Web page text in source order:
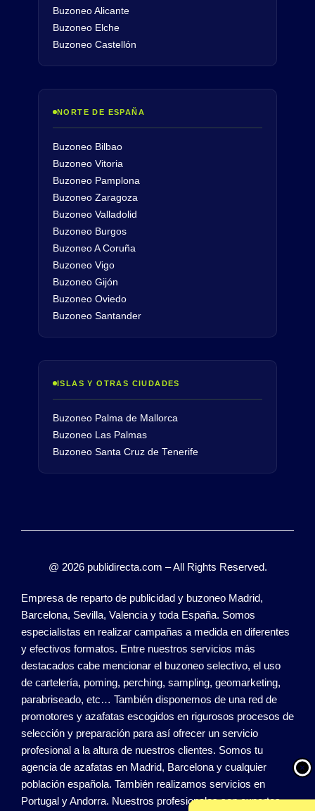
Buzoneo Alicante
Buzoneo Elche
Buzoneo Castellón
NORTE DE ESPAÑA
Buzoneo Bilbao
Buzoneo Vitoria
Buzoneo Pamplona
Buzoneo Zaragoza
Buzoneo Valladolid
Buzoneo Burgos
Buzoneo A Coruña
Buzoneo Vigo
Buzoneo Gijón
Buzoneo Oviedo
Buzoneo Santander
ISLAS Y OTRAS CIUDADES
Buzoneo Palma de Mallorca
Buzoneo Las Palmas
Buzoneo Santa Cruz de Tenerife
@ 2026 publidirecta.com – All Rights Reserved.
Empresa de reparto de publicidad y buzoneo Madrid,
Barcelona, Sevilla, Valencia y toda España. Somos
especialistas en realizar campañas a medida en diferentes
y efectivos formatos. Entre nuestros servicios más
destacados cabe mencionar el buzoneo selectivo, el uso
de cartelería, poming, perching, sampling, geomarketing,
parabriseado, etc… También disponemos de una red de
promotores y azafatas escogidos en rigurosos procesos de
selección y preparación para así ofrecer un servicio
profesional a la altura de nuestros clientes. Somos tu
agencia de azafatas en Madrid, Barcelona y cualquier
población española. También realizamos servicios en
Portugal y Andorra. Nuestros profesionales son expertos